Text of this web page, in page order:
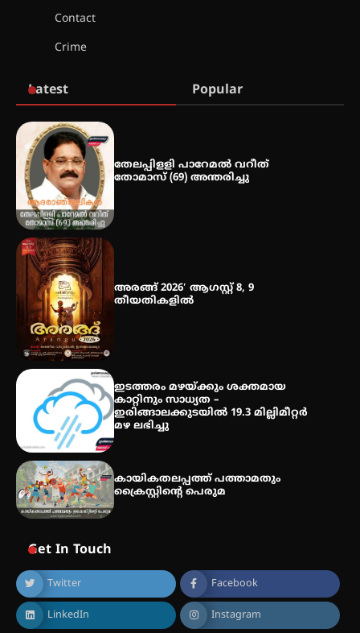
നേട്ടം പ്രതിസന്ധികളോട് പൊരുതി
Contact
Crime
Latest Popular
തേലപ്പിളളി പാറേമൽ വറീത്
തോമാസ് (69) അന്തരിച്ചു
അരങ്ങ് 2026′ ആഗസ്റ്റ് 8, 9
തീയതികളിൽ
ഇടത്തരം മഴയ്ക്കും ശക്തമായ
കാറ്റിനും സാധ്യത –
ഇരിങ്ങാലക്കുടയിൽ 19.3 മില്ലിമീറ്റർ
മഴ ലഭിച്ചു
കായികതലപ്പത്ത് പത്താമതും
ക്രൈസ്റ്റിന്റെ പെരുമ
Get In Touch
Twitter Facebook
LinkedIn Instagram